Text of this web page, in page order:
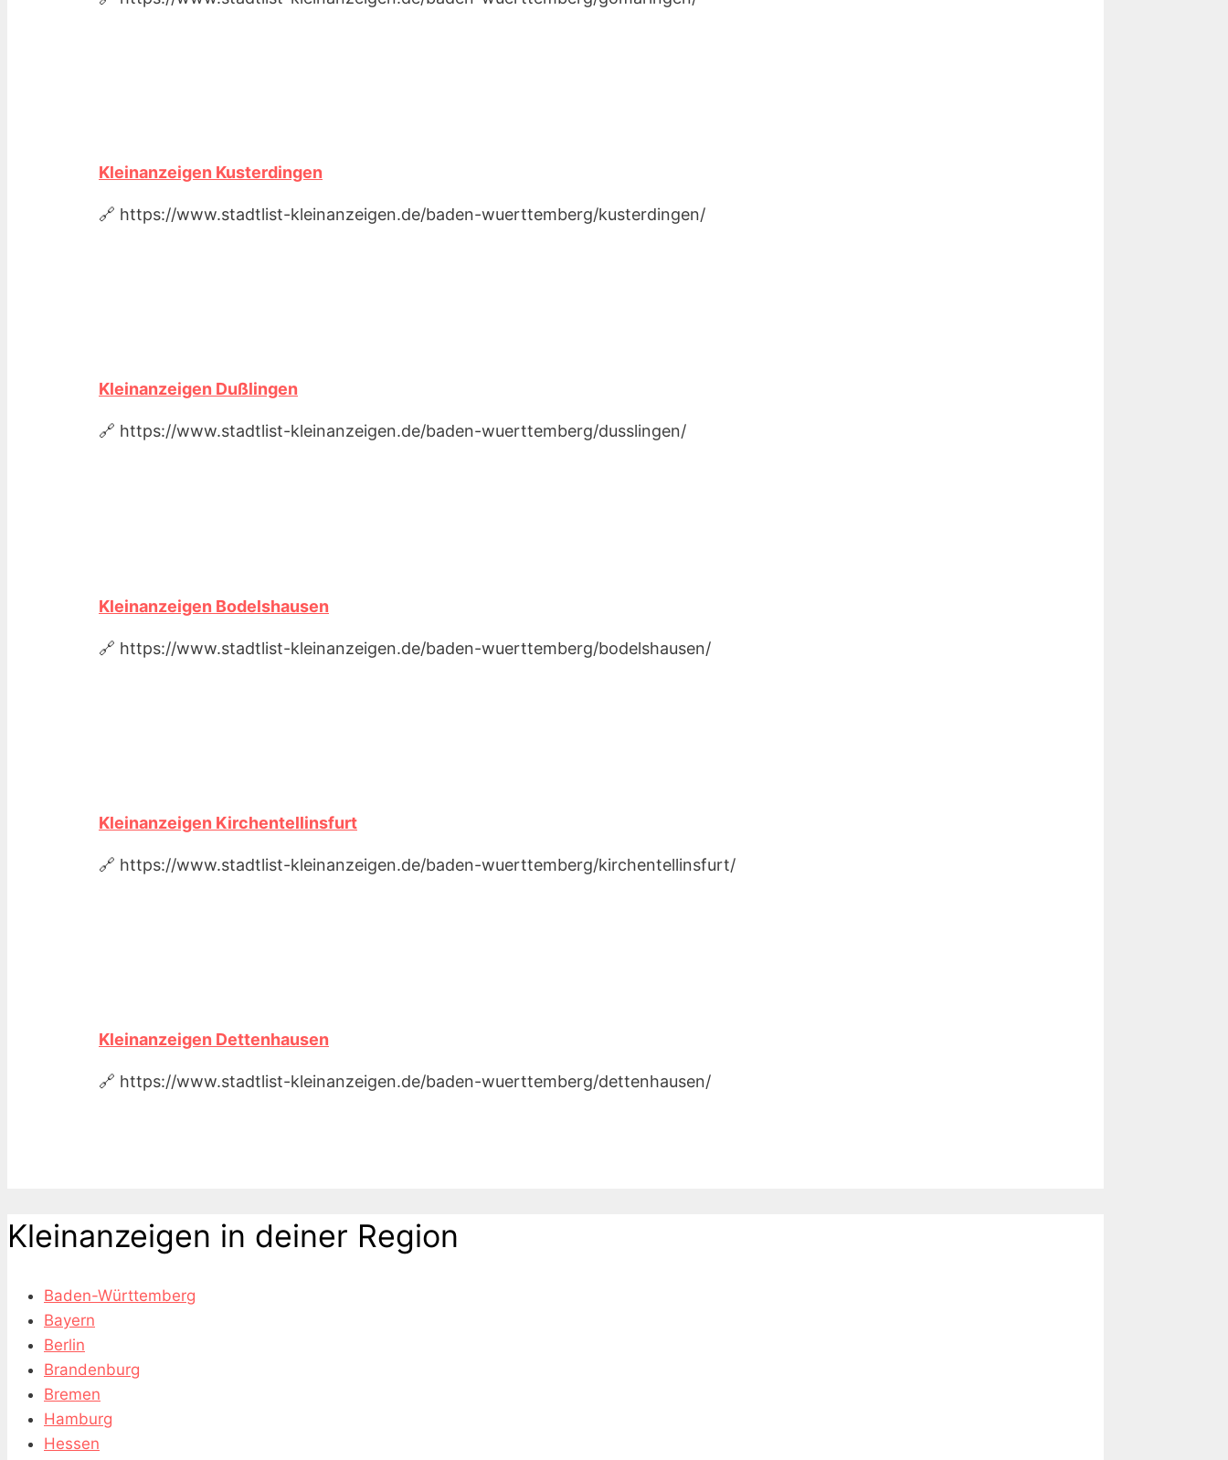
Kleinanzeigen Kusterdingen
🔗 https://www.stadtlist-kleinanzeigen.de/baden-wuerttemberg/kusterdingen/
Kleinanzeigen Dußlingen
🔗 https://www.stadtlist-kleinanzeigen.de/baden-wuerttemberg/dusslingen/
Kleinanzeigen Bodelshausen
🔗 https://www.stadtlist-kleinanzeigen.de/baden-wuerttemberg/bodelshausen/
Kleinanzeigen Kirchentellinsfurt
🔗 https://www.stadtlist-kleinanzeigen.de/baden-wuerttemberg/kirchentellinsfurt/
Kleinanzeigen Dettenhausen
🔗 https://www.stadtlist-kleinanzeigen.de/baden-wuerttemberg/dettenhausen/
Kleinanzeigen in deiner Region
Baden-Württemberg
Bayern
Berlin
Brandenburg
Bremen
Hamburg
Hessen